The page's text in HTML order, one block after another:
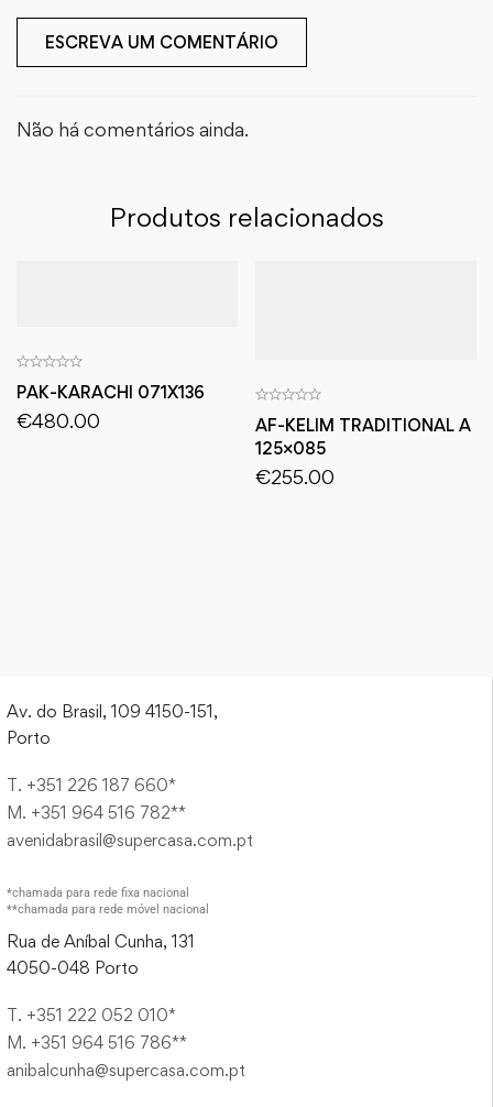
ESCREVA UM COMENTÁRIO
Não há comentários ainda.
Produtos relacionados
PAK-KARACHI 071X136
€480.00
AF-KELIM TRADITIONAL A
125×085
€255.00
Av. do Brasil, 109 4150-151,
Porto
T. +351 226 187 660*
M. +351 964 516 782**
avenidabrasil@supercasa.com.pt
*chamada para rede fixa nacional
**chamada para rede móvel nacional
Rua de Aníbal Cunha, 131
4050-048 Porto
T. +351 222 052 010*
M. +351 964 516 786**
anibalcunha@supercasa.com.pt